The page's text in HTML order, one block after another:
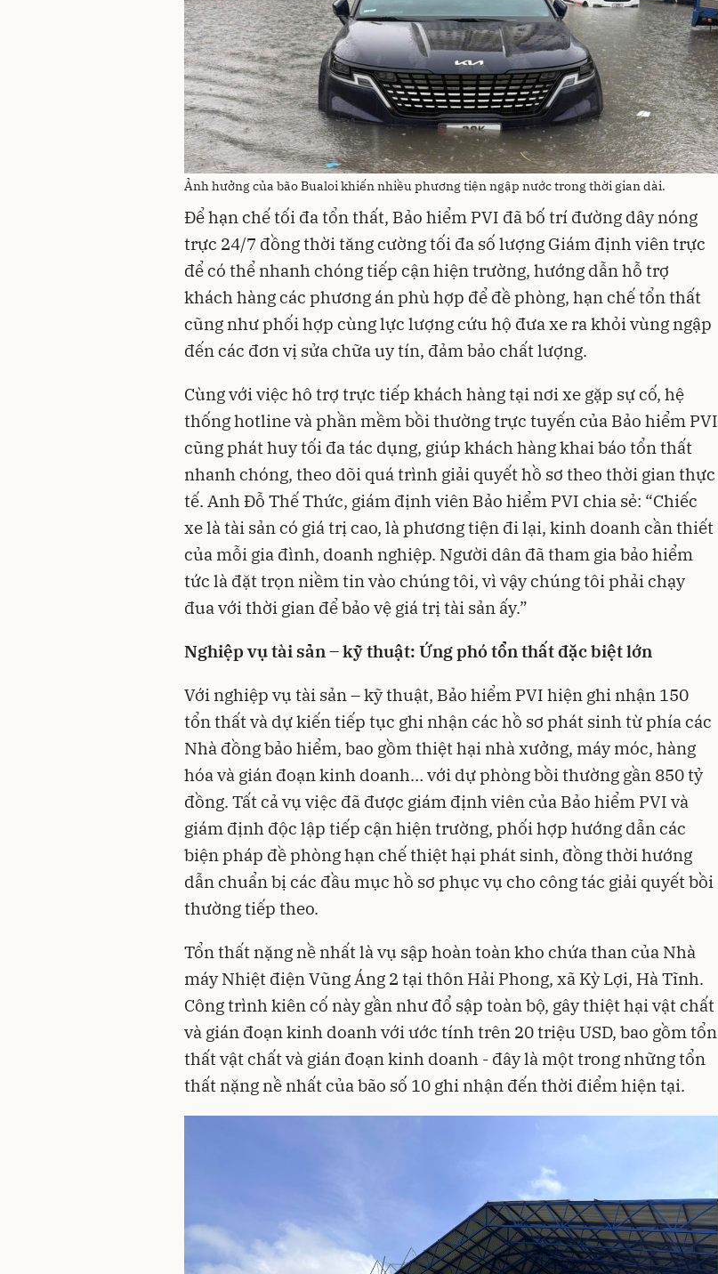
Ảnh hưởng của bão Bualoi khiến nhiều phương tiện ngập nước trong thời gian dài.
Để hạn chế tối đa tổn thất, Bảo hiểm PVI đã bố trí đường dây nóng
trực 24/7 đồng thời tăng cường tối đa số lượng Giám định viên trực
để có thể nhanh chóng tiếp cận hiện trường, hướng dẫn hỗ trợ
khách hàng các phương án phù hợp để đề phòng, hạn chế tổn thất
cũng như phối hợp cùng lực lượng cứu hộ đưa xe ra khỏi vùng ngập
đến các đơn vị sửa chữa uy tín, đảm bảo chất lượng.
Cùng với việc hô trợ trực tiếp khách hàng tại nơi xe gặp sự cố, hệ
thống hotline và phần mềm bồi thường trực tuyến của Bảo hiểm PVI
cũng phát huy tối đa tác dụng, giúp khách hàng khai báo tổn thất
nhanh chóng, theo dõi quá trình giải quyết hồ sơ theo thời gian thực
tế. Anh Đỗ Thế Thức, giám định viên Bảo hiểm PVI chia sẻ: “Chiếc
xe là tài sản có giá trị cao, là phương tiện đi lại, kinh doanh cần thiết
của mỗi gia đình, doanh nghiệp. Người dân đã tham gia bảo hiểm
tức là đặt trọn niềm tin vào chúng tôi, vì vậy chúng tôi phải chạy
đua với thời gian để bảo vệ giá trị tài sản ấy.”
Nghiệp vụ tài sản – kỹ thuật: Ứng phó tổn thất đặc biệt lớn
Với nghiệp vụ tài sản – kỹ thuật, Bảo hiểm PVI hiện ghi nhận 150
tổn thất và dự kiến tiếp tục ghi nhận các hồ sơ phát sinh từ phía các
Nhà đồng bảo hiểm, bao gồm thiệt hại nhà xưởng, máy móc, hàng
hóa và gián đoạn kinh doanh… với dự phòng bồi thường gần 850 tỷ
đồng. Tất cả vụ việc đã được giám định viên của Bảo hiểm PVI và
giám định độc lập tiếp cận hiện trường, phối hợp hướng dẫn các
biện pháp đề phòng hạn chế thiệt hại phát sinh, đồng thời hướng
dẫn chuẩn bị các đầu mục hồ sơ phục vụ cho công tác giải quyết bồi
thường tiếp theo.
Tổn thất nặng nề nhất là vụ sập hoàn toàn kho chứa than của Nhà
máy Nhiệt điện Vũng Áng 2 tại thôn Hải Phong, xã Kỳ Lợi, Hà Tĩnh.
Công trình kiên cố này gần như đổ sập toàn bộ, gây thiệt hại vật chất
và gián đoạn kinh doanh với ước tính trên 20 triệu USD, bao gồm tổn
thất vật chất và gián đoạn kinh doanh - đây là một trong những tổn
thất nặng nề nhất của bão số 10 ghi nhận đến thời điểm hiện tại.